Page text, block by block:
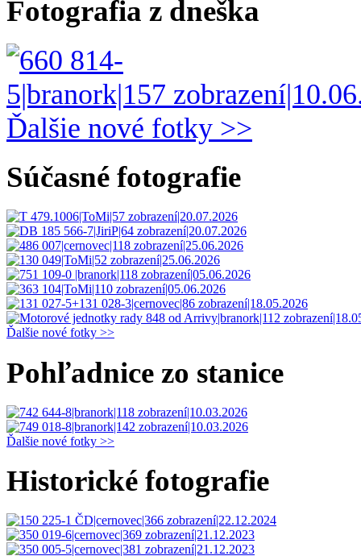
Fotografia z dneška
Ďalšie nové fotky >>
Súčasné fotografie
Ďalšie nové fotky >>
Pohľadnice zo stanice
Ďalšie nové fotky >>
Historické fotografie